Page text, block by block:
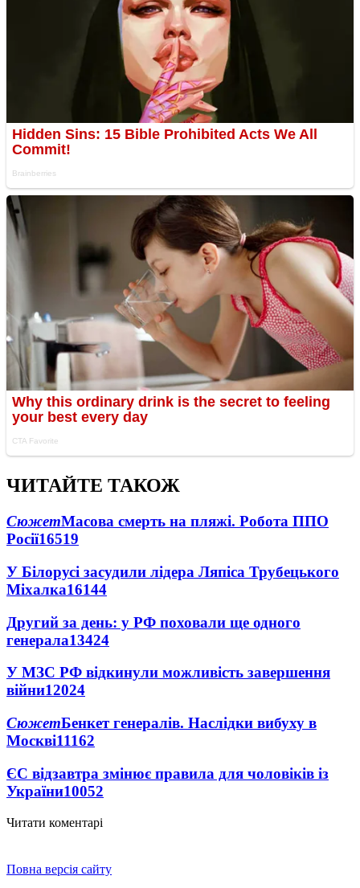
ЧИТАЙТЕ ТАКОЖ
СюжетМасова смерть на пляжі. Робота ППО
Росії16519
У Білорусі засудили лідера Ляпіса Трубецького
Міхалка16144
Другий за день: у РФ поховали ще одного
генерала13424
У МЗС РФ відкинули можливість завершення
війни12024
СюжетБенкет генералів. Наслідки вибуху в
Москві11162
ЄС відзавтра змінює правила для чоловіків із
України10052
Читати коментарі
Повна версія сайту